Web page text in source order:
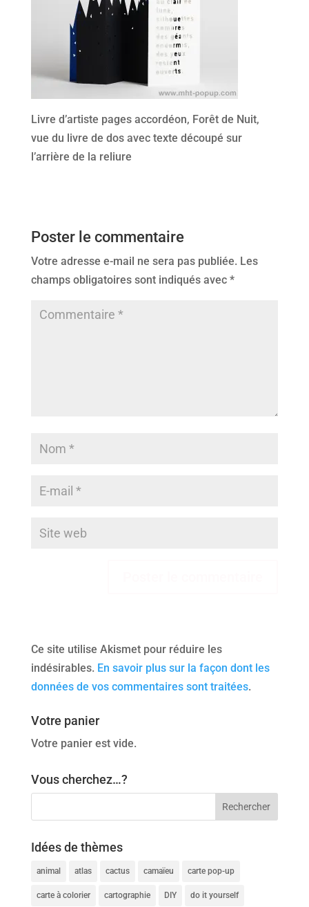
Livre d’artiste pages accordéon, Forêt de Nuit,
vue du livre de dos avec texte découpé sur
l’arrière de la reliure
Poster le commentaire
Votre adresse e-mail ne sera pas publiée. Les
champs obligatoires sont indiqués avec *
Ce site utilise Akismet pour réduire les
indésirables. En savoir plus sur la façon dont les
données de vos commentaires sont traitées.
Votre panier
Votre panier est vide.
Vous cherchez…?
Idées de thèmes
animal atlas cactus camaïeu carte pop-up
carte à colorier cartographie DIY do it yourself